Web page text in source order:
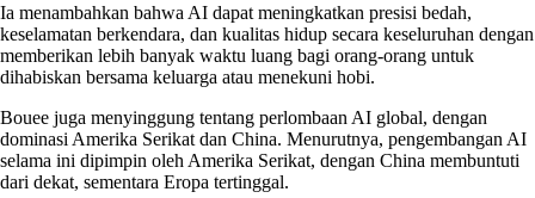
Ia menambahkan bahwa AI dapat meningkatkan presisi bedah,
keselamatan berkendara, dan kualitas hidup secara keseluruhan dengan
memberikan lebih banyak waktu luang bagi orang-orang untuk
dihabiskan bersama keluarga atau menekuni hobi.
Bouee juga menyinggung tentang perlombaan AI global, dengan
dominasi Amerika Serikat dan China. Menurutnya, pengembangan AI
selama ini dipimpin oleh Amerika Serikat, dengan China membuntuti
dari dekat, sementara Eropa tertinggal.